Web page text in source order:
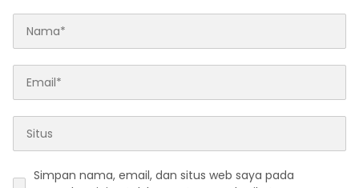
Simpan nama, email, dan situs web saya pada